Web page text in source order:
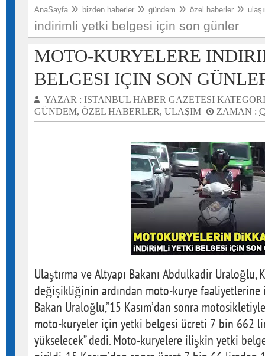
AnaSayfa » bizden haberler » gündem » özel haberler »
indirimli yetki belgesi için son günler
MOTO-KURYELERE
BELGESI IÇIN SON
YAZAR : ISTANBUL HABER GAZETESI
GÜNDEM, ÖZEL HABERLER, ULAŞIM ZAMAN :
Ulaştırma ve Altyapı Bakanı Abdulkadir Uraloğlu,
değişikliğinin ardından moto-kurye faaliyetlerine
Bakan Uraloğlu,”15 Kasım’dan sonra
moto-kuryeler için yetki belgesi ücreti 7 bin 662
yükselecek” dedi. Moto-kuryelere ilişkin yetki